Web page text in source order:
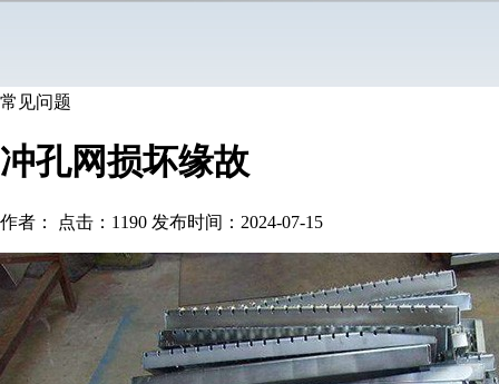
常见问题
冲孔网损坏缘故
作者： 点击：1190 发布时间：2024-07-15